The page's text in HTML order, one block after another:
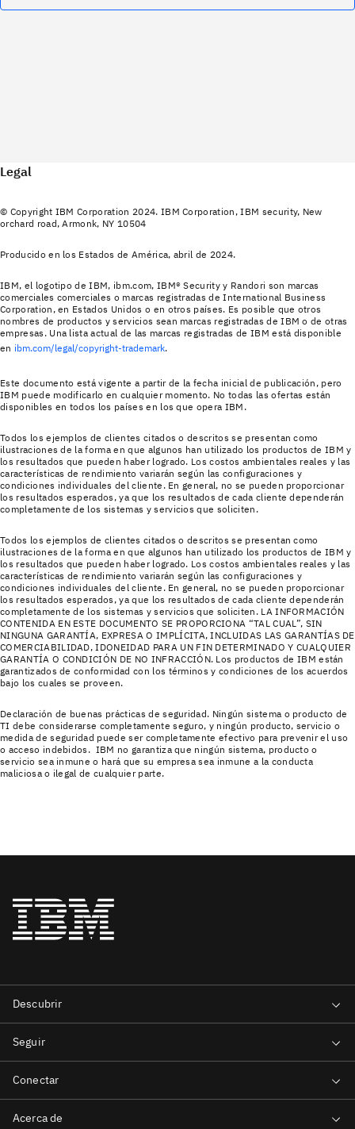
Legal
© Copyright IBM Corporation 2024. IBM Corporation, IBM security, New
orchard road, Armonk, NY 10504
Producido en los Estados de América, abril de 2024.
IBM, el logotipo de IBM, ibm.com, IBM® Security y Randori son marcas
comerciales comerciales o marcas registradas de International Business
Corporation, en Estados Unidos o en otros países. Es posible que otros
nombres de productos y servicios sean marcas registradas de IBM o de otras
empresas. Una lista actual de las marcas registradas de IBM está disponible
en ibm.com/legal/copyright-trademark.
Este documento está vigente a partir de la fecha inicial de publicación, pero
IBM puede modificarlo en cualquier momento. No todas las ofertas están
disponibles en todos los países en los que opera IBM.
Todos los ejemplos de clientes citados o descritos se presentan como
ilustraciones de la forma en que algunos han utilizado los productos de IBM y
los resultados que pueden haber logrado. Los costos ambientales reales y las
características de rendimiento variarán según las configuraciones y
condiciones individuales del cliente. En general, no se pueden proporcionar
los resultados esperados, ya que los resultados de cada cliente dependerán
completamente de los sistemas y servicios que soliciten.
Todos los ejemplos de clientes citados o descritos se presentan como
ilustraciones de la forma en que algunos han utilizado los productos de IBM y
los resultados que pueden haber logrado. Los costos ambientales reales y las
características de rendimiento variarán según las configuraciones y
condiciones individuales del cliente. En general, no se pueden proporcionar
los resultados esperados, ya que los resultados de cada cliente dependerán
completamente de los sistemas y servicios que soliciten. LA INFORMACIÓN
CONTENIDA EN ESTE DOCUMENTO SE PROPORCIONA “TAL CUAL”, SIN
NINGUNA GARANTÍA, EXPRESA O IMPLÍCITA, INCLUIDAS LAS GARANTÍAS DE
COMERCIABILIDAD, IDONEIDAD PARA UN FIN DETERMINADO Y CUALQUIER
GARANTÍA O CONDICIÓN DE NO INFRACCIÓN. Los productos de IBM están
garantizados de conformidad con los términos y condiciones de los acuerdos
bajo los cuales se proveen.
Declaración de buenas prácticas de seguridad. Ningún sistema o producto de
TI debe considerarse completamente seguro, y ningún producto, servicio o
medida de seguridad puede ser completamente efectivo para prevenir el uso
o acceso indebidos. IBM no garantiza que ningún sistema, producto o
servicio sea inmune o hará que su empresa sea inmune a la conducta
maliciosa o ilegal de cualquier parte.